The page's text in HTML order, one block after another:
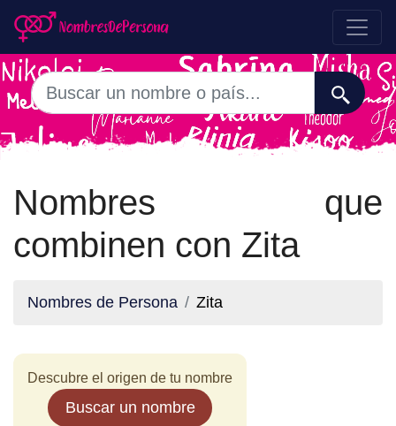
Nombres que
combinen con Zita
Nombres de Persona Zita
Descubre el origen de tu nombre
Buscar un nombre